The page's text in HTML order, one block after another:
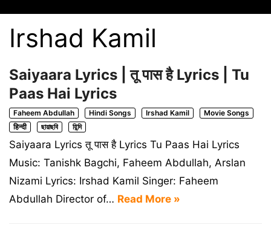
Irshad Kamil
Saiyaara Lyrics | तू पास है Lyrics | Tu
Paas Hai Lyrics
Faheem Abdullah Hindi Songs Irshad Kamil
Movie Songs
हिन्दी
ছায়াছবি হিন্দি
Saiyaara Lyrics तू पास है Lyrics Tu Paas Hai Lyrics
Music: Tanishk Bagchi, Faheem Abdullah, Arslan
Nizami Lyrics: Irshad Kamil ⁠Singer: Faheem
Abdullah Director of… Read More »